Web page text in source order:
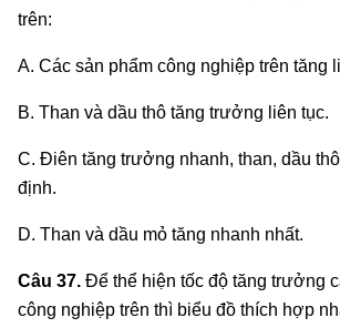
trên:
A. Các sản phẩm công nghiệp trên tăng
B. Than và dầu thô tăng trưởng liên tục.
C. Điên tăng trưởng nhanh, than, dầu
định.
D. Than và dầu mỏ tăng nhanh nhất.
Câu 37. Để thể hiện tốc độ tăng trưởng
công nghiệp trên thì biểu đồ thích hợp